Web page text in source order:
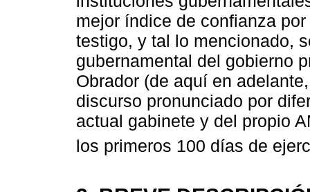
mejor índice de confianza
testigo, y tal lo mencionado,
gubernamental del gobierno
Obrador (de aquí en
discurso pronunciado por
actual gabinete y del propio
los primeros 100 días de